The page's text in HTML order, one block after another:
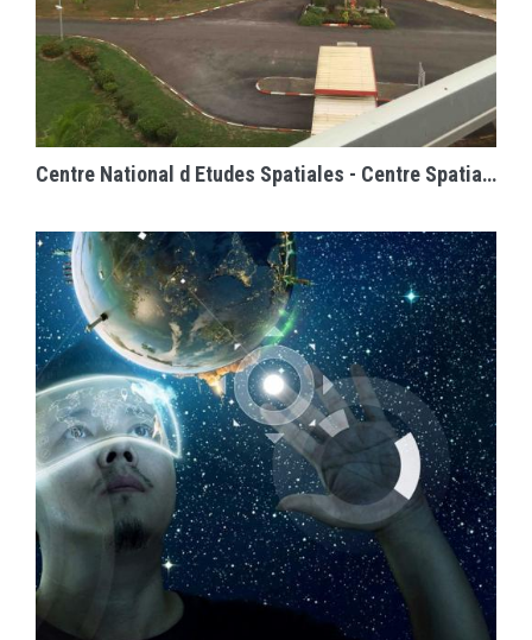
EN SAVOIR PLUS
Centre National d Etudes Spatiales - Centre Spatial Guyanais